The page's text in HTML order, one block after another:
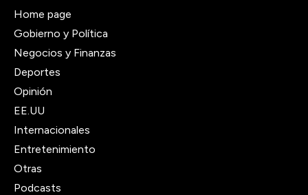
Home page
Gobierno y Política
Negocios y Finanzas
Deportes
Opinión
EE.UU
Internacionales
Entretenimiento
Otras
Podcasts